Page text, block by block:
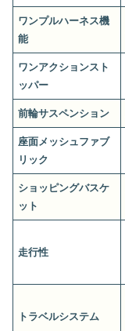
ワンプルハーネス機
能
ワンアクションスト
ッパー
前輪サスペンション
座面メッシュファブ
リック
ショッピングバスケ
ット
走行性
トラベルシステム